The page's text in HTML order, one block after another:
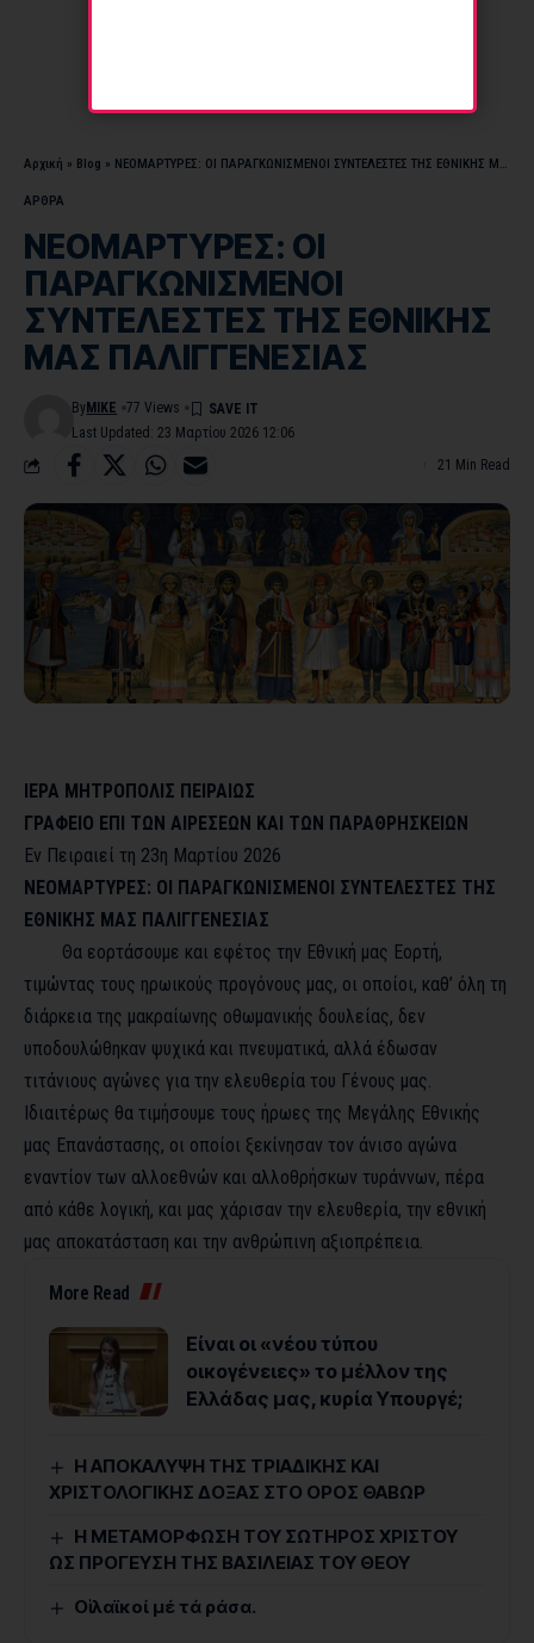
Αρχική » Blog » ΝΕΟΜΑΡΤΥΡΕΣ: ΟΙ ΠΑΡΑΓΚΩΝΙΣΜΕΝΟΙ ΣΥΝΤΕΛΕΣΤΕΣ ΤΗΣ ΕΘΝΙΚΗΣ ΜΑΣ ΠΑΛΙΓΓΕΝΕΣΙΑΣ
ΑΡΘΡΑ
ΝΕΟΜΑΡΤΥΡΕΣ: ΟΙ
ΠΑΡΑΓΚΩΝΙΣΜΕΝΟΙ
ΣΥΝΤΕΛΕΣΤΕΣ ΤΗΣ ΕΘΝΙΚΗΣ
ΜΑΣ ΠΑΛΙΓΓΕΝΕΣΙΑΣ
Last Updated: 23 Μαρτίου 2026 12:06
By MIKE 77 Views
21 Min Read
ΙΕΡΑ ΜΗΤΡΟΠΟΛΙΣ ΠΕΙΡΑΙΩΣ
ΓΡΑΦΕΙΟ ΕΠΙ ΤΩΝ ΑΙΡΕΣΕΩΝ ΚΑΙ ΤΩΝ ΠΑΡΑΘΡΗΣΚΕΙΩΝ
Εν Πειραιεί τη 23η Μαρτίου 2026
ΝΕΟΜΑΡΤΥΡΕΣ: ΟΙ ΠΑΡΑΓΚΩΝΙΣΜΕΝΟΙ ΣΥΝΤΕΛΕΣΤΕΣ ΤΗΣ
ΕΘΝΙΚΗΣ ΜΑΣ ΠΑΛΙΓΓΕΝΕΣΙΑΣ
Θα εορτάσουμε και εφέτος την Εθνική μας Εορτή,
τιμώντας τους ηρωικούς προγόνους μας, οι οποίοι, καθ’ όλη τη
διάρκεια της μακραίωνης οθωμανικής δουλείας, δεν
υποδουλώθηκαν ψυχικά και πνευματικά, αλλά έδωσαν
τιτάνιους αγώνες για την ελευθερία του Γένους μας.
Ιδιαιτέρως θα τιμήσουμε τους ήρωες της Μεγάλης Εθνικής
μας Επανάστασης, οι οποίοι ξεκίνησαν τον άνισο αγώνα
εναντίον των αλλοεθνών και αλλοθρήσκων τυράννων, πέρα
από κάθε λογική, και μας χάρισαν την ελευθερία, την εθνική
μας αποκατάσταση και την ανθρώπινη αξιοπρέπεια.
More Read
Είναι οι «νέου τύπου
οικογένειες» το μέλλον της
Ελλάδας μας, κυρία Υπουργέ;
Η ΑΠΟΚΑΛΥΨΗ ΤΗΣ ΤΡΙΑΔΙΚΗΣ ΚΑΙ
ΧΡΙΣΤΟΛΟΓΙΚΗΣ ΔΟΞΑΣ ΣΤΟ ΟΡΟΣ ΘΑΒΩΡ
Η ΜΕΤΑΜΟΡΦΩΣΗ ΤΟΥ ΣΩΤΗΡΟΣ ΧΡΙΣΤΟΥ
ΩΣ ΠΡΟΓΕΥΣΗ ΤΗΣ ΒΑΣΙΛΕΙΑΣ ΤΟΥ ΘΕΟΥ
Οἱ λαϊκοί μέ τά ράσα.